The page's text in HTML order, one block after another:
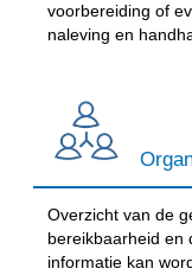
voorbereiding of
naleving en
Overzicht van de
bereikbaarheid en
informatie kan